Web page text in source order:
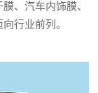
、汽车内饰膜、
行业前列。